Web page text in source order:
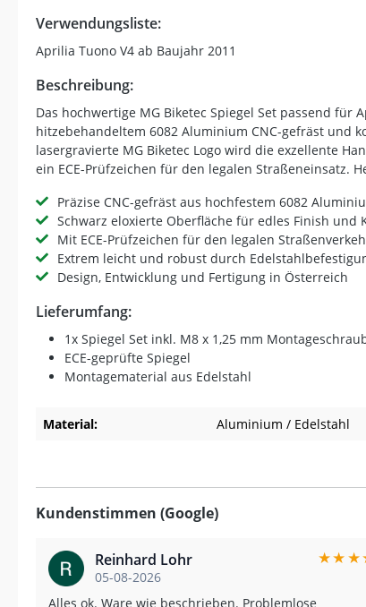
Verwendungsliste:
Aprilia Tuono V4 ab Baujahr 2011
Beschreibung:
Das hochwertige MG Biketec Spiegel Set passend
hitzebehandeltem 6082 Aluminium CNC-gefräst und
lasergravierte MG Biketec Logo wird die exzellente
ein ECE-Prüfzeichen für den legalen Straßeneinsatz.
Präzise CNC-gefräst aus hochfestem 6082
Schwarz eloxierte Oberfläche für edles Finish und
Mit ECE-Prüfzeichen für den legalen
Extrem leicht und robust durch
Design, Entwicklung und Fertigung in Österreich
Lieferumfang:
1x Spiegel Set inkl. M8 x 1,25 mm
ECE-geprüfte Spiegel
Montagematerial aus Edelstahl
Material: Aluminium / Edelstahl
Kundenstimmen (Google)
Reinhard Lohr
05-08-2026
★★★
Alles ok. Ware wie beschrieben. Problemlose